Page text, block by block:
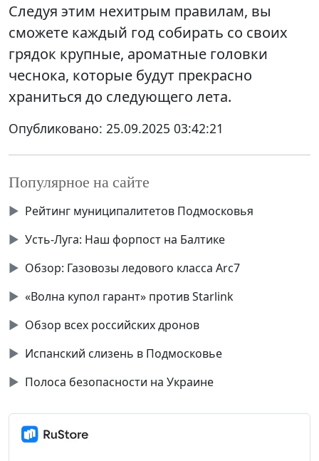
Следуя этим нехитрым правилам, вы
сможете каждый год собирать со своих
грядок крупные, ароматные головки
чеснока, которые будут прекрасно
храниться до следующего лета.
Опубликовано: 25.09.2025 03:42:21
Популярное на сайте
▶ Рейтинг муниципалитетов Подмосковья
▶ Усть-Луга: Наш форпост на Балтике
▶ Обзор: Газовозы ледового класса Аrc7
▶ «Волна купол гарант» против Starlink
▶ Обзор всех российских дронов
▶ Испанский слизень в Подмосковье
▶ Полоса безопасности на Украине